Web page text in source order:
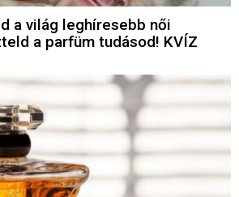
a világ leghíresebb női
a parfüm tudásod! KVÍZ